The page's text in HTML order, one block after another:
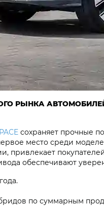
РЫНКА
сохраняет прочные
место среди
привлекает
обеспечивают
по суммарным